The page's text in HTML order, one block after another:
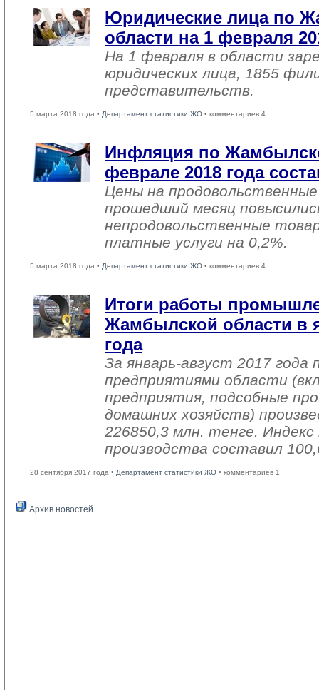
Юридические лица по
области на 1 февраля
На 1 февраля в области
юридических лица, 1855
представительств.
5 марта 2018 года • Департамент статистики ЖО • комментариев 4
Инфляция по
феврале 2018 года
Цены на
прошедший месяц
непродовольственные
платные услуги на 0,2%.
5 марта 2018 года • Департамент статистики ЖО • комментариев 4
Итоги работы
Жамбылской области в
года
За январь-август 2017
предприятиями области
предприятия, подсобные
домашних хозяйств)
226850,3 млн. тенге.
производства составил
28 сентября 2017 года • Департамент статистики ЖО • комментариев 1
Архив новостей